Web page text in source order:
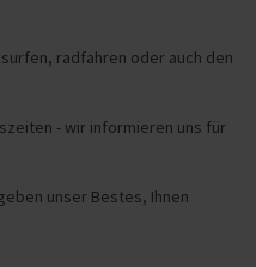
radfahren oder auch den
- wir informieren uns für
unser Bestes, Ihnen